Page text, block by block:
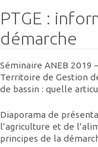
PTGE :
démarche
Séminaire ANEB 2019
Territoire de Gestion
de bassin : quelle
Diaporama de
l’agriculture et de
principes de la